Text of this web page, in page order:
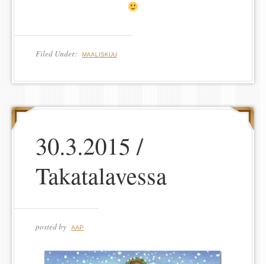
Filed Under: MAALISKUU
30.3.2015 /
Takatalavessa
posted by AAP